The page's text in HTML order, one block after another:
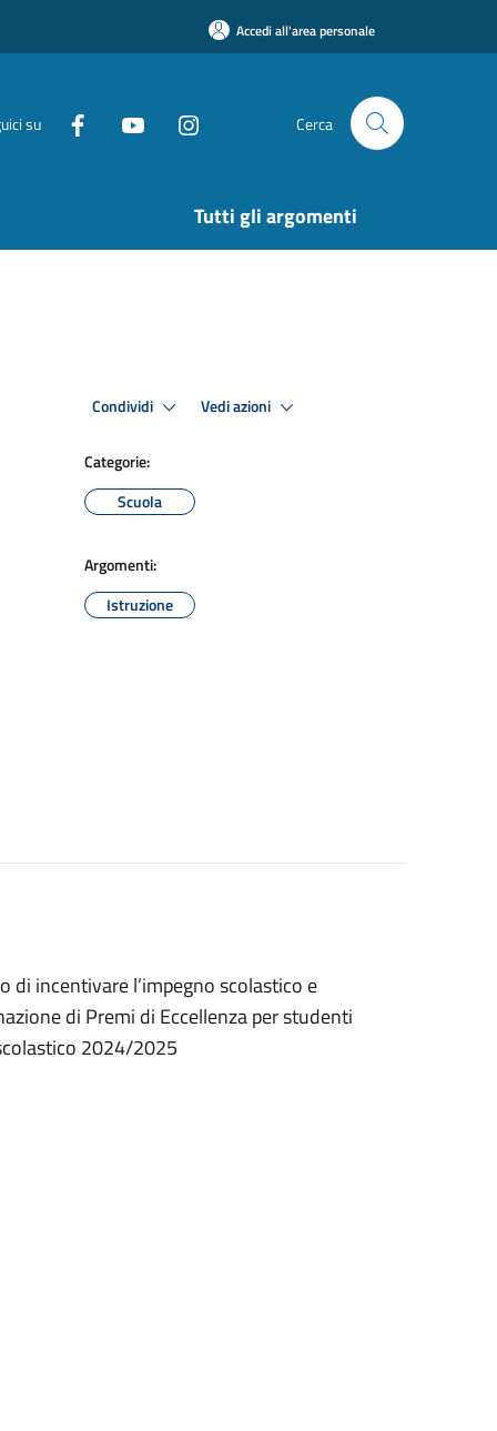
Accedi all'area personale
su Cerca
Tutti gli argomenti
Condividi Vedi azioni
Categorie:
Scuola
Argomenti:
Istruzione
di incentivare l’impegno scolastico e
di Premi di Eccellenza per studenti
2024/2025